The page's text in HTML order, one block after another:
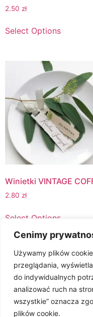
Cenimy
Używamy plików
przeglądania,
do indywidualnych
analizować ruch na
wszystkie” oznacza
plików cookie.
2.50 zł
Select Options
Winietki VINTAGE
2.80 zł
Select Options
Wszelkie prawa